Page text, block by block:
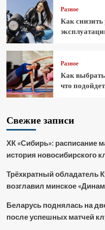
Разное
Как
Разное
Как
что
Свежие записи
ХК «Сибирь»: расписание
история новосибирского
Трёхкратный обладатель
возглавил минское
Беларусь поднялась на
после успешных матчей